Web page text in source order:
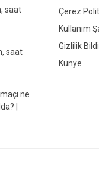
saat
saat
ne
|
Çerez
Kullanım
Gizlilik
Künye